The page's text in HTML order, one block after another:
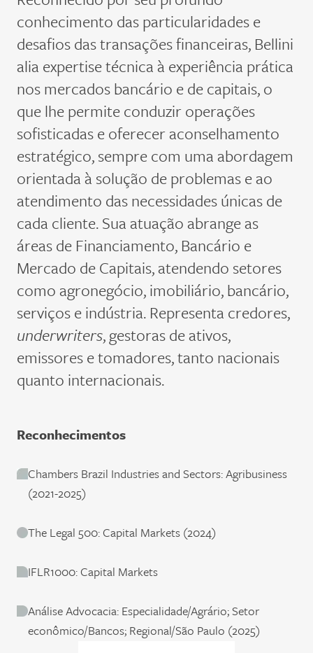
conhecimento das particularidades e
desafios das transações financeiras, Bellini
alia expertise técnica à experiência prática
nos mercados bancário e de capitais, o
que lhe permite conduzir operações
sofisticadas e oferecer aconselhamento
estratégico, sempre com uma abordagem
orientada à solução de problemas e ao
atendimento das necessidades únicas de
cada cliente. Sua atuação abrange as
áreas de Financiamento, Bancário e
Mercado de Capitais, atendendo setores
como agronegócio, imobiliário, bancário,
serviços e indústria. Representa credores,
underwriters, gestoras de ativos,
emissores e tomadores, tanto nacionais
quanto internacionais.
Reconhecimentos
Chambers Brazil Industries and Sectors: Agribusiness
(2021-2025)
The Legal 500: Capital Markets (2024)
IFLR1000: Capital Markets
Análise Advocacia: Especialidade/Agrário; Setor
econômico/Bancos; Regional/São Paulo (2025)